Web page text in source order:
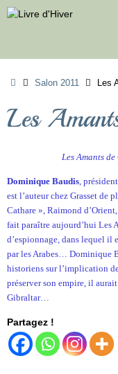
Passer
au
AccueilSalon 2011 Les
Les
Les Amants
Dominique Baudis,
est l’auteur chez Grasset de
Cathare », Raimond
fait paraître aujourd’hui Les
d’espionnage, dans lequel il
par les Arabes… Dominique
historiens sur l’implication
préserver son empire, il
Gibraltar…
Partagez !